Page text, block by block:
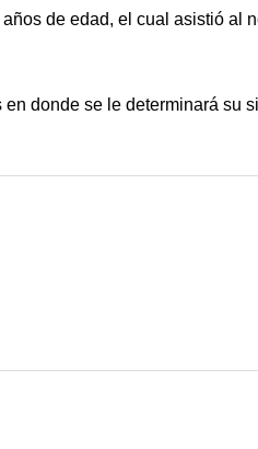
de edad, el cual asistió al
donde se le determinará su